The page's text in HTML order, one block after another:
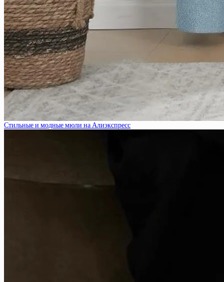
Стильные и модные мюли на Алиэкспресс